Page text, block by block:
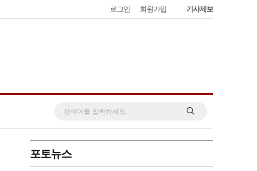
로그인 회원가입 기사제보
포토뉴스